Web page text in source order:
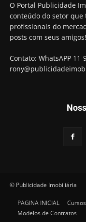
O Portal Publicidade
conteúdo do setor que
profissionais do
posts com seus amigos!
Contato: WhatsAPP 11-
© Publicidade Imobiliária
PAGINA INICIAL
Modelos de Contratos